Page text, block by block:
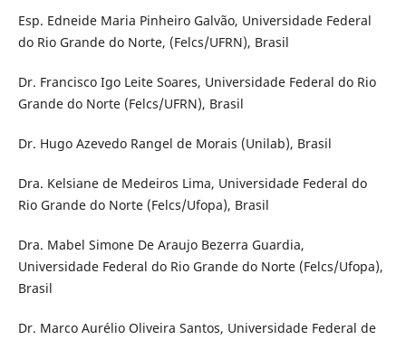
Esp. Edneide Maria Pinheiro Galvão, Universidade Federal
do Rio Grande do Norte, (Felcs/UFRN), Brasil
Dr. Francisco Igo Leite Soares, Universidade Federal do Rio
Grande do Norte (Felcs/UFRN), Brasil
Dr. Hugo Azevedo Rangel de Morais (Unilab), Brasil
Dra. Kelsiane de Medeiros Lima, Universidade Federal do
Rio Grande do Norte (Felcs/Ufopa), Brasil
Dra. Mabel Simone De Araujo Bezerra Guardia,
Universidade Federal do Rio Grande do Norte (Felcs/Ufopa),
Brasil
Dr. Marco Aurélio Oliveira Santos, Universidade Federal de